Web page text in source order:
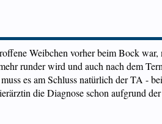
Weibchen vorher beim Bock war,
runder wird und auch nach dem
es am Schluss natürlich der TA -
die Diagnose schon aufgrund